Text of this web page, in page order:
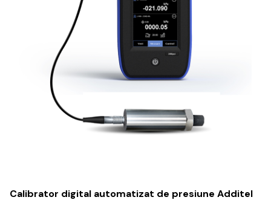
Calibrator digital automatizat de presiune Additel